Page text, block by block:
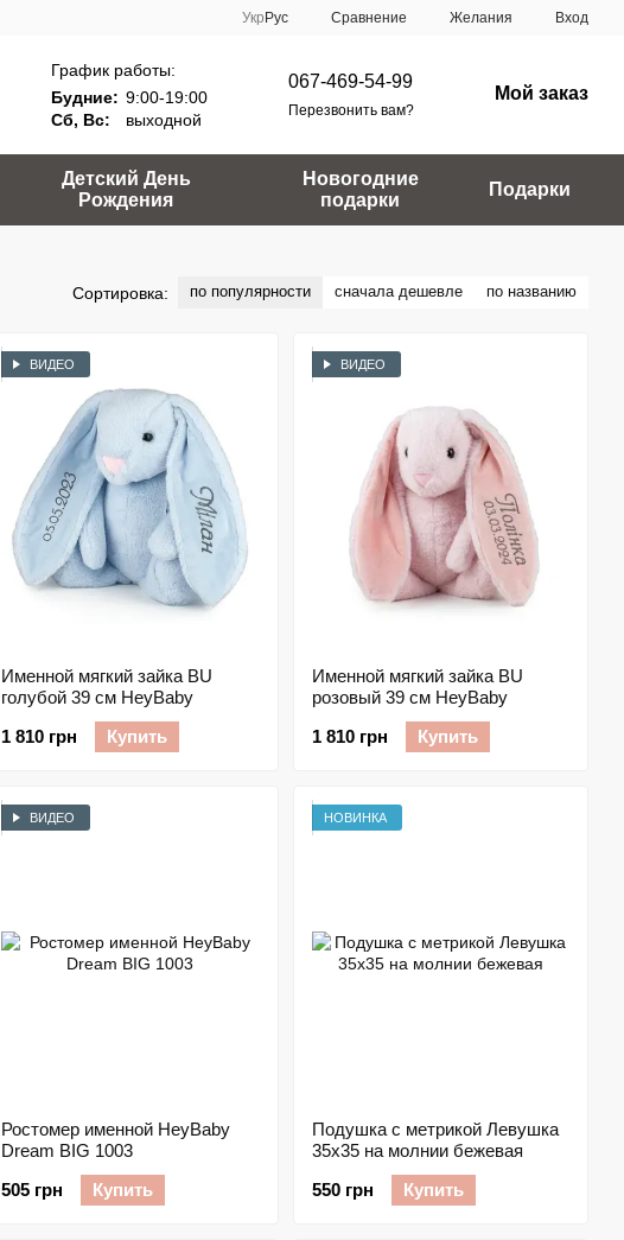
Укр Рус Сравнение Желания Вход
График работы:
Будние: 9:00-19:00
Сб, Вс:
выходной
067-469-54-99
Перезвонить вам?
Мой заказ
Детский День
Рождения
Новогодние
подарки
Подарки
Сортировка: по популярности сначала дешевле по названию
ВИДЕО
Именной мягкий зайка BU
голубой 39 см HeyBaby
1 810 грн
Купить
ВИДЕО
Именной мягкий зайка BU
розовый 39 см HeyBaby
1 810 грн
Купить
ВИДЕО
Ростомер именной HeyBaby
Dream BIG 1003
505 грн
Купить
НОВИНКА
Подушка с метрикой Левушка
35х35 на молнии бежевая
550 грн
Купить